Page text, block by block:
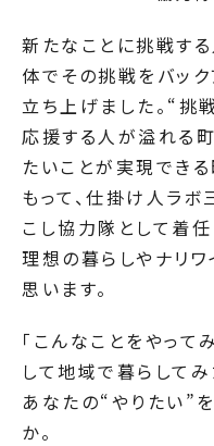
新たなことに挑戦する
体でその挑戦をバック
立ち上げました。“挑
応援する人が溢れる
たいことが実現でき
もって、仕掛け人ラ
こし協力隊として着
理想の暮らしやナリ
思います。
「こんなことをやって
して地域で暮らしてみ
あなたの“やりたい”
か。